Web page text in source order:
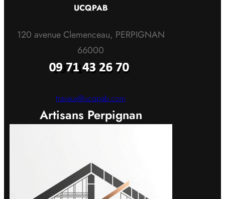
UCQPAB
120 avenue Clemenceau, PERPIGNAN
66000
travaux@ucqpab.com
Artisans Perpignan